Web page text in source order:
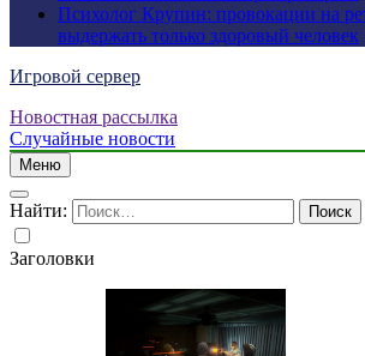
Психолог Крупин: провокации на
выдержать только здоровый человек
Игровой сервер
Новостная рассылка
Случайные новости
Меню
Найти:
Заголовки